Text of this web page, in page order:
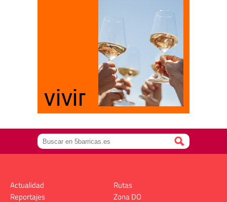
Actualidad
Reportajes
Rutas
Zona DO